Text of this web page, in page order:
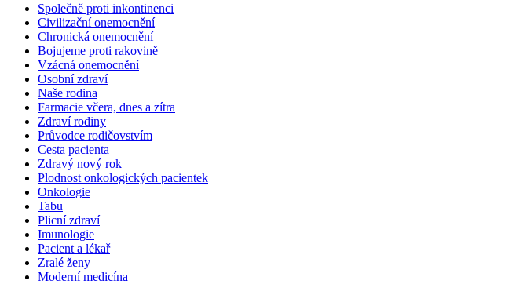
Společně proti inkontinenci
Civilizační onemocnění
Chronická onemocnění
Bojujeme proti rakovině
Vzácná onemocnění
Osobní zdraví
Naše rodina
Farmacie včera, dnes a zítra
Zdraví rodiny
Průvodce rodičovstvím
Cesta pacienta
Zdravý nový rok
Plodnost onkologických pacientek
Onkologie
Tabu
Plicní zdraví
Imunologie
Pacient a lékař
Zralé ženy
Moderní medicína